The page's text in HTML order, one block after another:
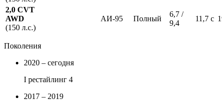
2,0 CVT
AWD
(150 л.с.)
АИ-95 Полный
6,7 /
9,4
11,7 с
Поколения
2020 – сегодня
I рестайлинг 4
2017 – 2019